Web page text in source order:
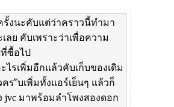
งนะคับแต่ว่าคราวนี้ทำมา
เลย คับเพราะว่าเพื่อความ
ซื้อไป
ไรเพิ่มอีกแล้วคับเก็บของเดิม
ร ับเพิ่มทั้งแอร์เย็นๆ แล้วก็
jvc มาพร้อมลำโพงสองดอก